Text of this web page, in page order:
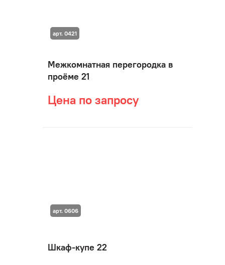
Межкомнатная перегородка в
проёме 21
Цена по запросу
арт. 0421
Шкаф-купе 22
арт. 0606